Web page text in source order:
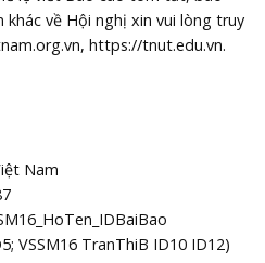
về Hội nghị xin vui lòng truy
https://tnut.edu.vn.
Nam
VSSM16 TranThiB ID10 ID12)